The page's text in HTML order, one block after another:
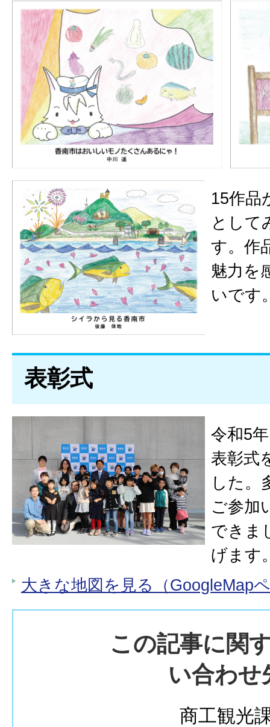
15作品
として
す。作
魅力を
いです
表彰式
令和5
表彰式
した。
ご参加
できま
げます
大きな地図を見る（GoogleMap
この記事に関
い合わせ
商工観光